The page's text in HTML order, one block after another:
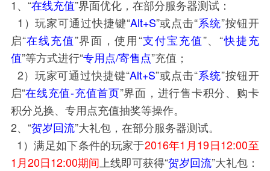
1、 “在线充值”界面优化，在部分服务器测试：
1）玩家可通过快捷键“Alt+S”或点击“系统”按钮开
启“在线充值”界面，使用“支付宝充值”、“快捷充
值”等方式进行“专用点/寄售点”充值；
2） 玩家可通过快捷键“Alt+S”或点击“系统”按钮开
启“在线充值-充值首页”界面，进行售卡积分、购卡
积分兑换、专用点充值抽奖等操作。
2、 “贺岁回流”大礼包，在部分服务器测试。
1）满足如下条件的玩家于2016年1月19日12:00至
1月20日12:00期间上线即可获得“贺岁回流”大礼包：